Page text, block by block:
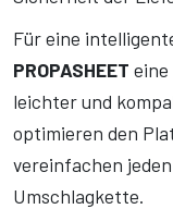
Für eine
PROPASHEET
leichter und
optimieren den
vereinfachen
Umschlagkette.